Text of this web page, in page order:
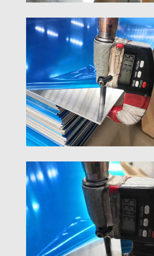
1mm Folha De
1folha de alumínio mm refere-se a
alumínio com espessura de 1
independentemente do tamanho e
alumínio mm é geralmente chamada de
que tem uma ampla gama de usos,
setores e campos.
1/8 Folha De
A 1/8 folha de alumínio refere-se a
alumínio que é 1/8 polegada de
indica a espessura da folha, o que
polegadas ou aproximadamente 3.175